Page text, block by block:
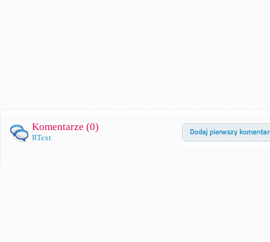
Komentarze (0)
RText